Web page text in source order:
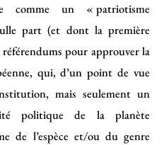
comme un « patriotisme
part (et dont la première
référendums pour approuver la
qui, d’un point de vue
mais seulement un
politique de la planète
de l’espèce et/ou du genre